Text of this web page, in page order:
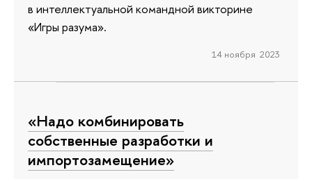
в интеллектуальной командной викторине
«Игры разума».
14 ноября 2023
«Надо комбинировать
собственные разработки и
импортозамещение»